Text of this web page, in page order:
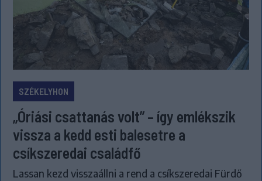
SZÉKELYHON
„Óriási csattanás volt” – így emlékszik
vissza a kedd esti balesetre a
csíkszeredai családfő
Lassan kezd visszaállni a rend a csíkszeredai Fürdő